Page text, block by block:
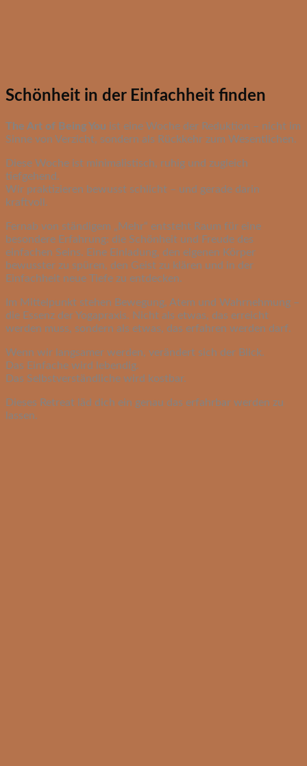
Schönheit in der Einfachheit finden
The Art of Being You ist eine Woche der Reduktion – nicht im
Sinne von Verzicht, sondern als Rückkehr zum Wesentlichen.
Diese Woche ist minimalistisch, ruhig und zugleich
tiefgehend.
Wir praktizieren bewusst schlicht – und gerade darin
kraftvoll.
Fernab von ständigem „Mehr“ entsteht Raum für eine
besondere Erfahrung: die Schönheit und Freude des
einfachen Seins. Eine Einladung, den eigenen Körper
bewusster zu spüren, den Geist zu klären und in der
Einfachheit neue Tiefe zu entdecken.
Im Mittelpunkt stehen Bewegung, Atem und Wahrnehmung –
die Essenz der Yogapraxis. Nicht als etwas, das erreicht
werden muss, sondern als etwas, das erfahren werden darf.
Wenn wir langsamer werden, verändert sich der Blick.
Das Einfache wird lebendig.
Das Selbstverständliche wird kostbar.
Dieses Retreat läd dich ein genau das erfahrbar werden zu
lassen.